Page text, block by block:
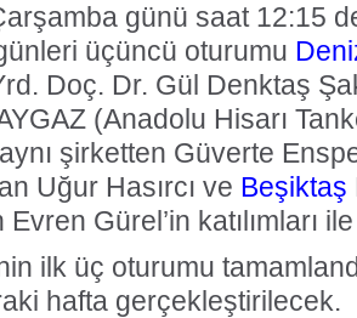
günü saat 12:15
üçüncü oturumu
Doç. Dr. Gül Denktaş
(Anadolu Hisarı
şirketten Güverte
Uğur Hasırcı ve Beşiktaş
Gürel’in katılımları
ilk üç oturumu
hafta gerçekleştirilecek.